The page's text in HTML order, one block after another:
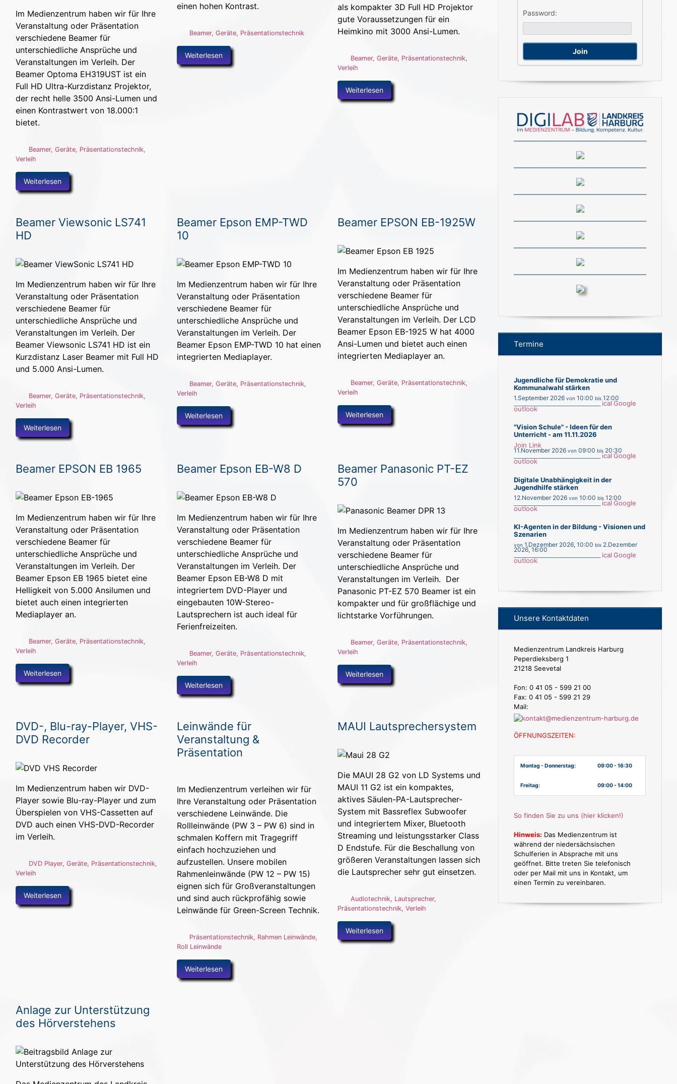
Im Medienzentrum haben wir für Ihre
Veranstaltung oder Präsentation
verschiedene Beamer für
unterschiedliche Ansprüche und
Veranstaltungen im Verleih. Der
Beamer Optoma EH319UST ist ein
Full HD Ultra-Kurzdistanz Projektor,
der recht helle 3500 Ansi-Lumen und
einen Kontrastwert von 18.000:1
bietet.
Beamer, Geräte, Präsentationstechnik,
Verleih
Weiterlesen
einen hohen Kontrast.
Beamer,Geräte, Präsentationstechnik
Weiterlesen
als kompakter 3D Full HD Projektor
gute Voraussetzungen für ein
Heimkino mit 3000 Ansi-Lumen.
Beamer,Geräte, Präsentationstechnik,
Verleih
Weiterlesen
Beamer Viewsonic LS741
HD
Im Medienzentrum haben wir für Ihre
Veranstaltung oder Präsentation
verschiedene Beamer für
unterschiedliche Ansprüche und
Veranstaltungen im Verleih. Der
Beamer Viewsonic LS741 HD ist ein
Kurzdistanz Laser Beamer mit Full HD
und 5.000 Ansi-Lumen.
Beamer, Geräte, Präsentationstechnik,
Verleih
Weiterlesen
Beamer Epson EMP-TWD
10
Im Medienzentrum haben wir für Ihre
Veranstaltung oder Präsentation
verschiedene Beamer für
unterschiedliche Ansprüche und
Veranstaltungen im Verleih. Der
Beamer Epson EMP-TWD 10 hat einen
integrierten Mediaplayer.
Beamer,Geräte, Präsentationstechnik,
Verleih
Weiterlesen
Beamer EPSON EB-1925W
Im Medienzentrum haben wir für Ihre
Veranstaltung oder Präsentation
verschiedene Beamer für
unterschiedliche Ansprüche und
Veranstaltungen im Verleih. Der LCD
Beamer Epson EB-1925 W hat 4000
Ansi-Lumen und bietet auch einen
integrierten Mediaplayer an.
Beamer,Geräte, Präsentationstechnik,
Verleih
Weiterlesen
Beamer EPSON EB 1965
Im Medienzentrum haben wir für Ihre
Veranstaltung oder Präsentation
verschiedene Beamer für
unterschiedliche Ansprüche und
Veranstaltungen im Verleih. Der
Beamer Epson EB 1965 bietet eine
Helligkeit von 5.000 Ansilumen und
bietet auch einen integrierten
Mediaplayer an.
Beamer, Geräte, Präsentationstechnik,
Verleih
Weiterlesen
Beamer Epson EB-W8 D
Im Medienzentrum haben wir für Ihre
Veranstaltung oder Präsentation
verschiedene Beamer für
unterschiedliche Ansprüche und
Veranstaltungen im Verleih. Der
Beamer Epson EB-W8 D mit
integriertem DVD-Player und
eingebauten 10W-Stereo-
Lautsprechern ist auch ideal für
Ferienfreizeiten.
Beamer,Geräte, Präsentationstechnik,
Verleih
Weiterlesen
Beamer Panasonic PT-EZ
570
Im Medienzentrum haben wir für Ihre
Veranstaltung oder Präsentation
verschiedene Beamer für
unterschiedliche Ansprüche und
Veranstaltungen im Verleih. Der
Panasonic PT-EZ 570 Beamer ist ein
kompakter und für großflächige und
lichtstarke Vorführungen.
Beamer,Geräte, Präsentationstechnik,
Verleih
Weiterlesen
DVD-, Blu-ray-Player, VHS-
DVD Recorder
Im Medienzentrum haben wir DVD-
Player sowie Blu-ray-Player und zum
Überspielen von VHS-Cassetten auf
DVD auch einen VHS-DVD-Recorder
im Verleih.
DVD Player, Geräte, Präsentationstechnik,
Verleih
Weiterlesen
Leinwände für
Veranstaltung &
Präsentation
Im Medienzentrum verleihen wir für
Ihre Veranstaltung oder Präsentation
verschiedene Leinwände. Die
Rollleinwände (PW 3 – PW 6) sind in
schmalen Koffern mit Tragegriff
einfach hochzuziehen und
aufzustellen. Unsere mobilen
Rahmenleinwände (PW 12 – PW 15)
eignen sich für Großveranstaltungen
und sind auch rückprofähig sowie
Leinwände für Green-Screen Technik.
Präsentationstechnik, Rahmen Leinwände,
Roll Leinwände
Weiterlesen
MAUI Lautsprechersystem
Die MAUI 28 G2 von LD Systems und
MAUI 11 G2 ist ein kompaktes,
aktives Säulen-PA-Lautsprecher-
System mit Bassreflex Subwoofer
und integriertem Mixer, Bluetooth
Streaming und leistungsstarker Class
D Endstufe. Für die Beschallung von
größeren Veranstaltungen lassen sich
die Lautsprecher sehr gut einsetzen.
Audiotechnik, Lautsprecher,
Präsentationstechnik,Verleih
Weiterlesen
Anlage zur Unterstützung
des Hörverstehens
Password:
Termine
Jugendliche für Demokratie und
Kommunalwahl stärken
1.September 2026 von 10:00 bis 12:00
___________________________________________ ical Google
outlook
"Vision Schule" - Ideen für den
Unterricht - am 11.11.2026
Join Link
11.November 2026 von 09:00 bis 20:30
ical Google
outlook
Digitale Unabhängigkeit in der
Jugendhilfe stärken
12.November 2026 von 10:00 bis 12:00
ical Google
outlook
KI-Agenten in der Bildung - Visionen und
Szenarien
von 1.Dezember 2026, 10:00 bis 2.Dezember
2026, 16:00
ical Google
outlook
Unsere Kontaktdaten
Medienzentrum Landkreis Harburg
Peperdieksberg 1
21218 Seevetal
Fon: 0 41 05 - 599 21 00
Fax: 0 41 05 - 599 21 29
Mail:
ÖFFNUNGSZEITEN:
Montag - Donnerstag: 09:00 - 16:30
Freitag: 09:00 - 14:00
So finden Sie zu uns (hier klicken!)
Hinweis: Das Medienzentrum ist
während der niedersächsischen
Schulferien in Absprache mit uns
geöffnet. Bitte treten Sie telefonisch
oder per Mail mit uns in Kontakt, um
einen Termin zu vereinbaren.